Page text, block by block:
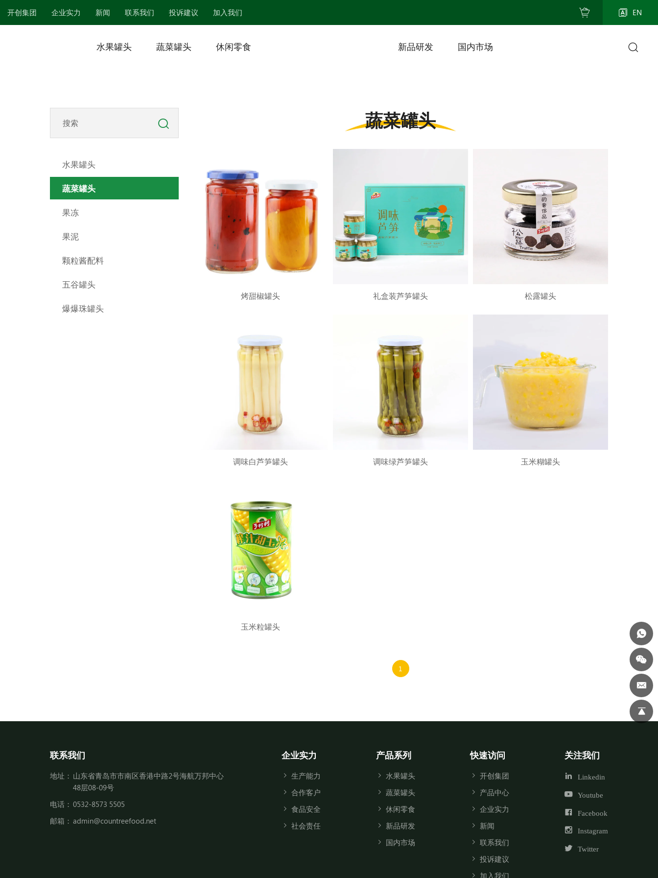
开创集团 企业实力 新闻 联系我们 投诉建议 加入我们 EN
水果罐头 蔬菜罐头 休闲零食 新品研发 国内市场
水果罐头
蔬菜罐头
果冻
果泥
颗粒酱配料
五谷罐头
爆爆珠罐头
蔬菜罐头
加入询价车
烤甜椒罐头
加入询价车
礼盒装芦笋罐头 松露罐头
加入询价车
调味白芦笋罐头 调味绿芦笋罐头 玉米糊罐头
玉米粒罐头
1
联系我们
地址： 山东省青岛市市南区香港中路2号海航万邦中心
48层08-09号
电话： 0532-8573 5505
邮箱： admin@countreefood.net
企业实力
生产能力
合作客户
食品安全
社会责任
产品系列
水果罐头
蔬菜罐头
休闲零食
新品研发
国内市场
快速访问
开创集团
产品中心
企业实力
新闻
联系我们
投诉建议
加入我们
关注我们
Linkedin
Youtube
Facebook
Instagram
Twitter